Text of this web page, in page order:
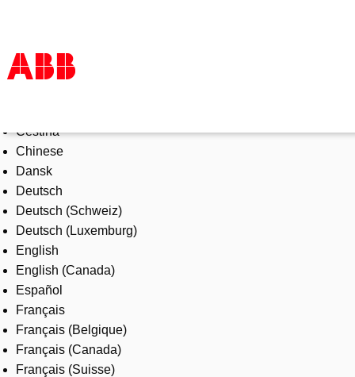
Products & Solutions
Industries
Services
About us
Where to buy
Contact us
Careers
Čeština
Chinese
Dansk
Deutsch
Deutsch (Schweiz)
Deutsch (Luxemburg)
English
English (Canada)
Español
Français
Français (Belgique)
Français (Canada)
Français (Suisse)